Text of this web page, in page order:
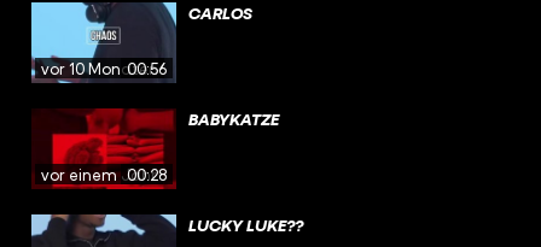
vor 10 Monaten
00:56
CARLOS
vor einem Jahr
00:28
BABYKATZE
LUCKY LUKE??